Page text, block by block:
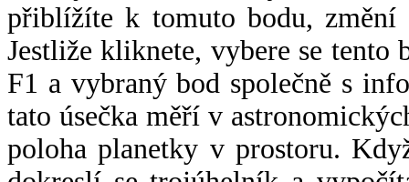
přiblížíte k tomuto bodu,
Jestliže kliknete, vybere se tento
F1 a vybraný bod společně s
tato úsečka měří v
poloha planetky v prostoru.